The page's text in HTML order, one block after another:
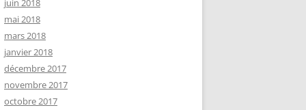
juin 2018
mai 2018
mars 2018
janvier 2018
décembre 2017
novembre 2017
octobre 2017